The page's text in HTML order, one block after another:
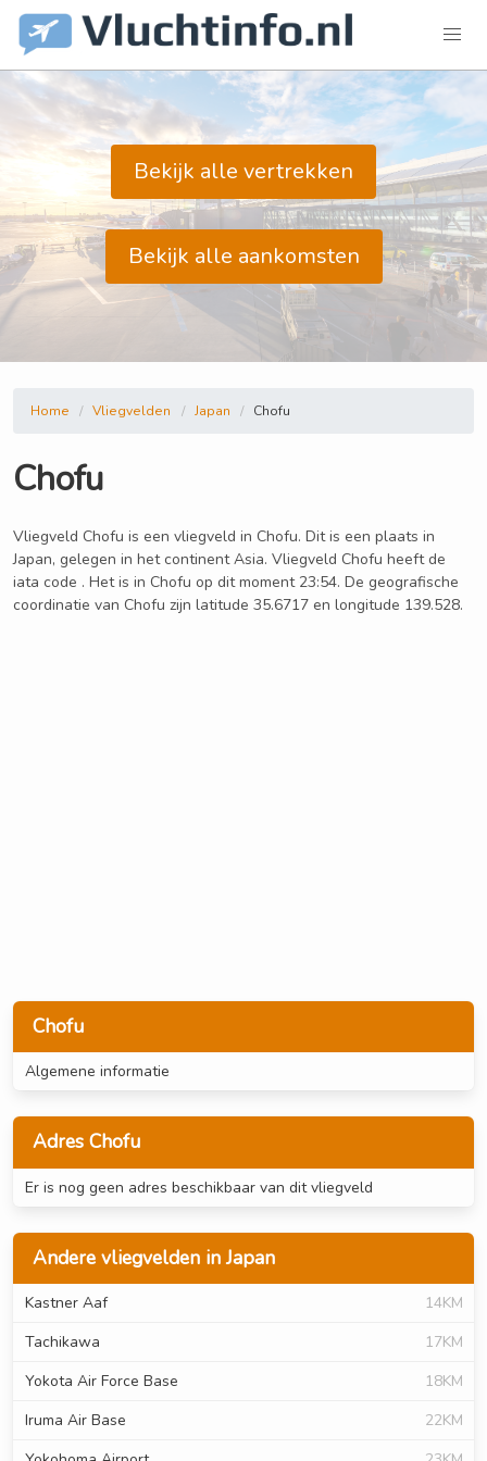
Bekijk alle vertrekken
Bekijk alle aankomsten
Chofu
Algemene informatie
Adres Chofu
Er is nog geen adres beschikbaar van dit vliegveld
Andere vliegvelden in Japan
Kastner Aaf
14KM
Tachikawa
17KM
Yokota Air Force Base
18KM
Iruma Air Base
22KM
Home Vliegvelden Japan Chofu
Chofu
Vliegveld Chofu is een vliegveld in Chofu. Dit is een plaats in
Japan, gelegen in het continent Asia. Vliegveld Chofu heeft de
iata code . Het is in Chofu op dit moment 23:54. De geografische
coordinatie van Chofu zijn latitude 35.6717 en longitude 139.528.